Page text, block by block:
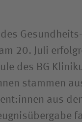
20. Juli
des BG
stammen
aus